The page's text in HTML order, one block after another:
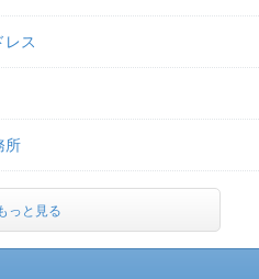
レス
所
っと見る